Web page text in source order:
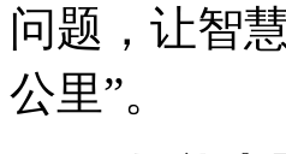
问题，让智
公里”。